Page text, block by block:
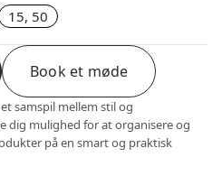
15, 50
Book et møde
samspil mellem stil og
dig mulighed for at organisere og
på en smart og praktisk